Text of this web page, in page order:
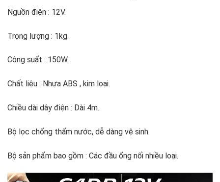
Nguồn điện : 12V.
Trọng lượng : 1kg.
Công suất : 150W.
Chất liệu : Nhựa ABS , kim loại.
Chiều dài dây điện : Dài 4m.
Bộ lọc chống thấm nước, dễ dàng vệ sinh.
Bộ sản phẩm bao gồm : Các đầu ống nối nhiều loại.